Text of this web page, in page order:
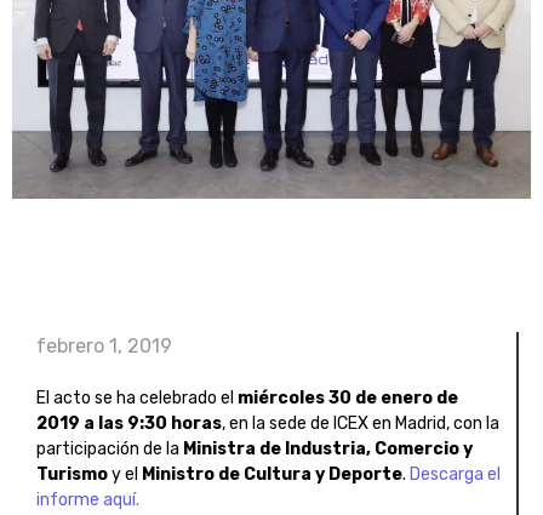
febrero 1, 2019
El acto se ha celebrado el miércoles 30 de enero de
2019 a las 9:30 horas, en la sede de ICEX en Madrid, con la
participación de la Ministra de Industria, Comercio y
Turismoy el Ministro de Cultura y Deporte. Descarga el
informe aquí.